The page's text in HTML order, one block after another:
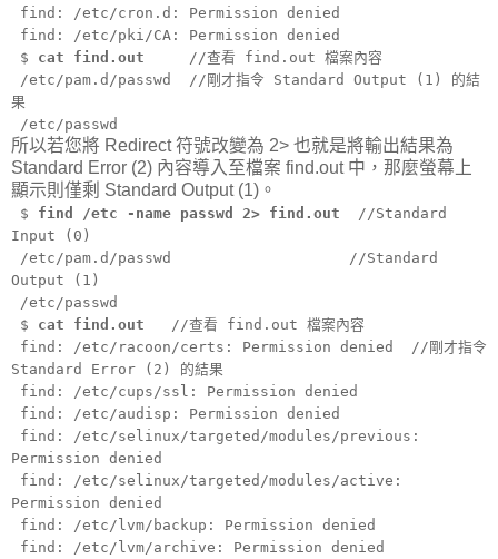
find: /etc/cron.d: Permission denied
find: /etc/pki/CA: Permission denied
$ cat find.out //查看 find.out 檔案內容
/etc/pam.d/passwd //剛才指令 Standard Output (1) 的結
果
/etc/passwd
所以若您將 Redirect 符號改變為 2> 也就是將輸出結果為
Standard Error (2) 內容導入至檔案 find.out 中，那麼螢幕上
顯示則僅剩 Standard Output (1)。
$ find /etc -name passwd 2> find.out //Standard
Input (0)
/etc/pam.d/passwd //Standard
Output (1)
/etc/passwd
$ cat find.out
//查看 find.out 檔案內容
find: /etc/racoon/certs: Permission denied //剛才指令
Standard Error (2) 的結果
find: /etc/cups/ssl: Permission denied
find: /etc/audisp: Permission denied
find: /etc/selinux/targeted/modules/previous:
Permission denied
find: /etc/selinux/targeted/modules/active:
Permission denied
find: /etc/lvm/backup: Permission denied
find: /etc/lvm/archive: Permission denied